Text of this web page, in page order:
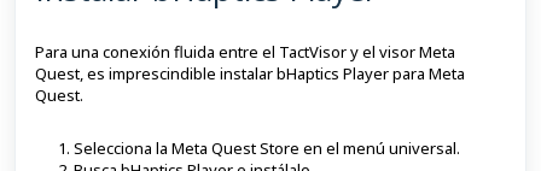
Para una conexión fluida entre el TactVisor y el visor Meta
Quest, es imprescindible instalar bHaptics Player para Meta
Quest.
Selecciona la Meta Quest Store en el menú universal.